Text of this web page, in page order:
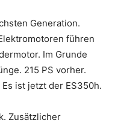
Generation.
führen
Im Grunde
215 PS vorher.
ist jetzt der ES350h.
Zusätzlicher